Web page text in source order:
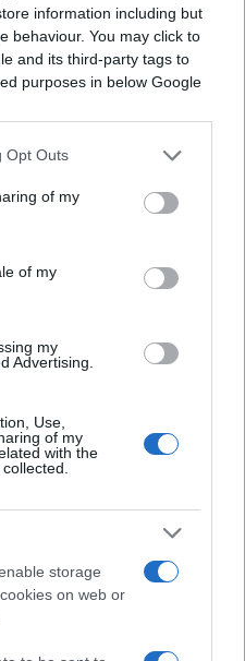
information including but
behaviour. You may click to
and its third-party tags to
purposes in below Google
Opt Outs
of my
of my
my
Advertising.
Use,
of my
with the
storage
on web or
di Macron fanno